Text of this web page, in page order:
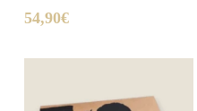
54,90€